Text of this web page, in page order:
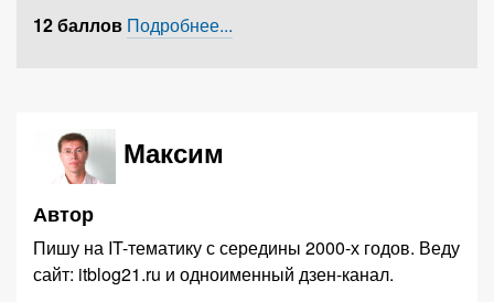
12 баллов Подробнее...
Максим
Автор
Пишу на IT-тематику с середины 2000-х годов. Веду
сайт: itblog21.ru и одноименный дзен-канал.